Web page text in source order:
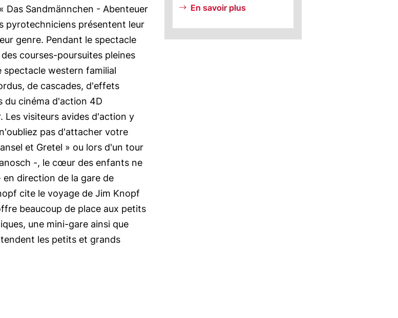
Das Sandmännchen - Abenteuer
pyrotechniciens présentent leur
genre. Pendant le spectacle
courses-poursuites pleines
spectacle western familial
de cascades, d'effets
du cinéma d'action 4D
visiteurs avides d'action y
pas d'attacher votre
et Gretel » ou lors d'un tour
-, le cœur des enfants ne
direction de la gare de
cite le voyage de Jim Knopf
beaucoup de place aux petits
une mini-gare ainsi que
les petits et grands
En savoir plus